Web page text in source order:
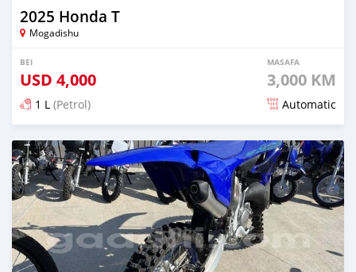
2025 Honda T
Mogadishu
BEI
USD 4,000
MASAFA
3,000 KM
1 L (Petrol) Automatic
Ilitangazwa kama mwezi 1 iliopita